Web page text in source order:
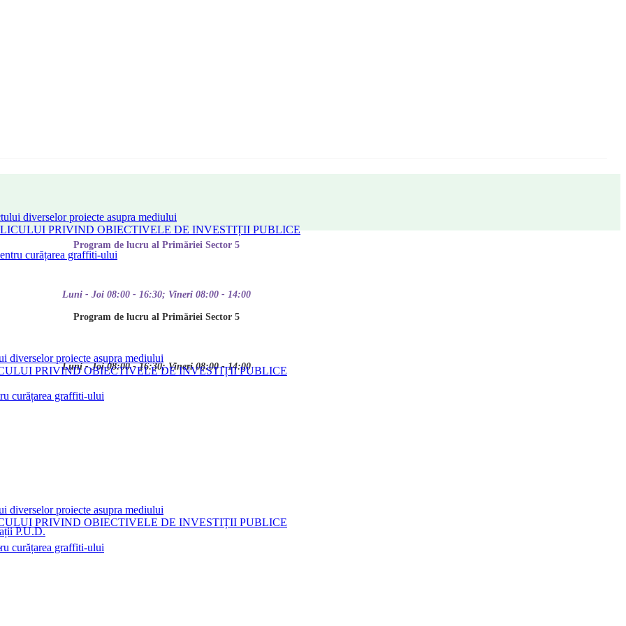
diverselor proiecte asupra mediului
PRIVIND OBIECTIVELE DE INVESTIȚII PUBLICE
curățarea graffiti-ului
P.U.D.
Program de lucru al Primăriei Sector 5
Luni - Joi 08:00 - 16:30; Vineri 08:00 - 14:00
Program de lucru al Primăriei Sector 5
Luni - Joi 08:00 - 16:30; Vineri 08:00 - 14:00
diverselor proiecte asupra mediului
PRIVIND OBIECTIVELE DE INVESTIȚII PUBLICE
curățarea graffiti-ului
diverselor proiecte asupra mediului
PRIVIND OBIECTIVELE DE INVESTIȚII PUBLICE
curățarea graffiti-ului